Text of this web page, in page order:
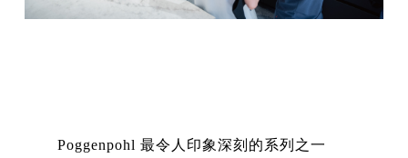
Poggenpohl 最令人印象深刻的系列之一